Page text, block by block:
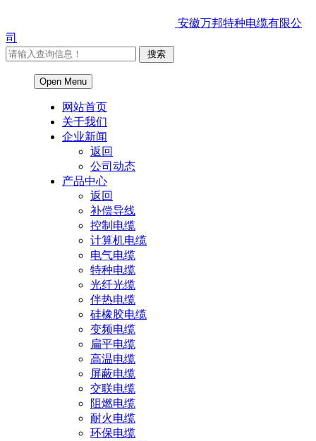
安徽万邦特种电缆有限公
司
Open Menu
网站首页
关于我们
企业新闻
返回
公司动态
产品中心
返回
补偿导线
控制电缆
计算机电缆
电气电缆
特种电缆
光纤光缆
伴热电缆
硅橡胶电缆
变频电缆
扁平电缆
高温电缆
屏蔽电缆
交联电缆
阻燃电缆
耐火电缆
环保电缆